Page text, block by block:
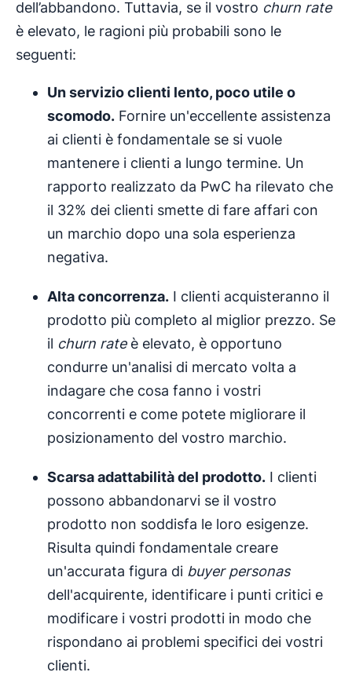
dell’abbandono. Tuttavia, se il vostro churn rate
è elevato, le ragioni più probabili sono le
seguenti:
Unservizio clienti lento, poco utile o
scomodo. Fornire un'eccellente assistenza
ai clienti è fondamentale se si vuole
mantenere i clienti a lungo termine. Un
rapporto realizzato da PwC ha rilevato che
il 32% dei clienti smette di fare affari con
un marchio dopo una sola esperienza
negativa.
Alta concorrenza. I clienti acquisteranno il
prodotto più completo al miglior prezzo. Se
il churn rateè elevato, è opportuno
condurre un'analisi di mercato volta a
indagare che cosa fanno i vostri
concorrenti e come potete migliorare il
posizionamento del vostro marchio.
Scarsa adattabilità del prodotto. I clienti
possono abbandonarvi se il vostro
prodotto non soddisfa le loro esigenze.
Risulta quindi fondamentale creare
un'accurata figura di buyer personas
dell'acquirente, identificare i punti critici e
modificare i vostri prodotti in modo che
rispondano ai problemi specifici dei vostri
clienti.